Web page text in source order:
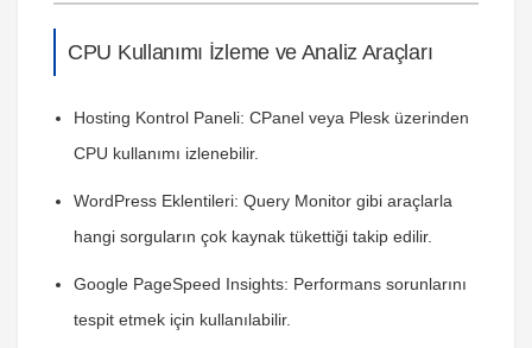
CPU Kullanımı İzleme ve Analiz Araçları
Hosting Kontrol Paneli: CPanel veya Plesk üzerinden
CPU kullanımı izlenebilir.
WordPress Eklentileri: Query Monitor gibi araçlarla
hangi sorguların çok kaynak tükettiği takip edilir.
Google PageSpeed Insights: Performans sorunlarını
tespit etmek için kullanılabilir.